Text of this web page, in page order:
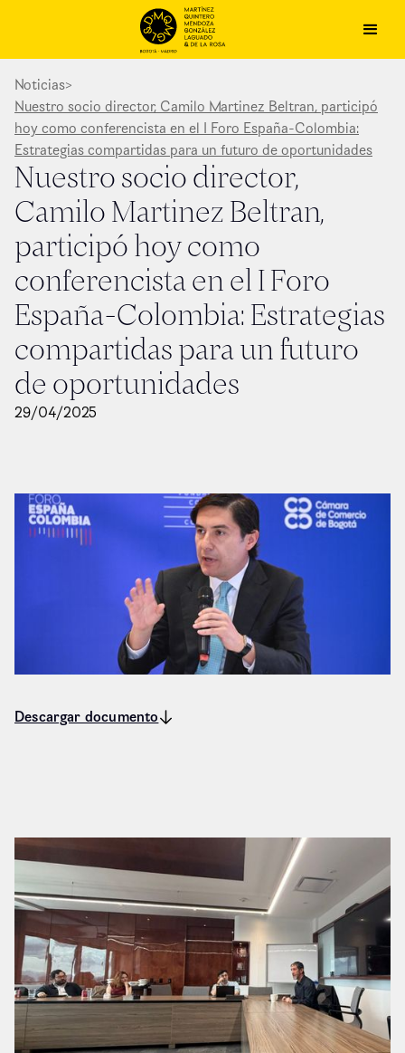
Noticias>
Nuestro socio director, Camilo Martinez Beltran, participó
hoy como conferencista en el I Foro España-Colombia:
Estrategias compartidas para un futuro de oportunidades
Nuestro socio director,
Camilo Martinez Beltran,
participó hoy como
conferencista en el I Foro
España-Colombia: Estrategias
compartidas para un futuro
de oportunidades
29/04/2025
Descargar documento